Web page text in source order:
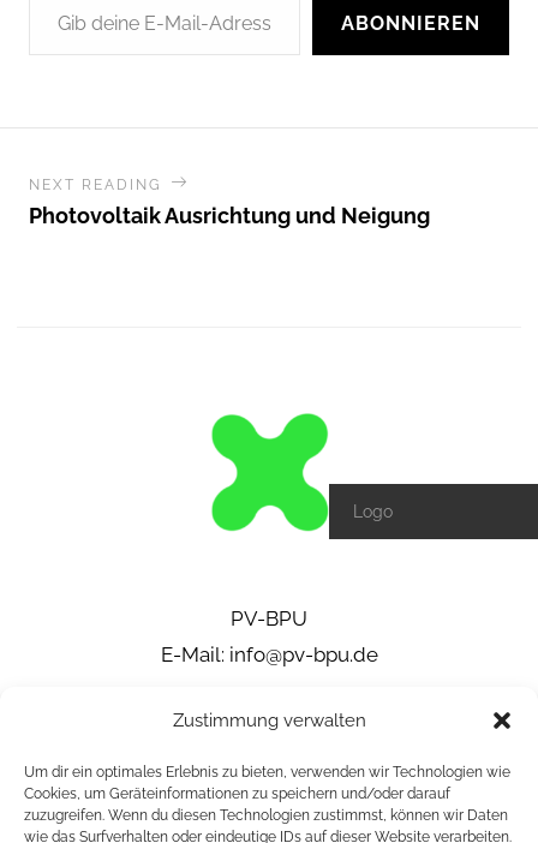
Zustimmung verwalten
Um dir ein optimales Erlebnis zu bieten, verwenden wir Technologien wie
Cookies, um Geräteinformationen zu speichern und/oder darauf
zuzugreifen. Wenn du diesen Technologien zustimmst, können wir Daten
wie das Surfverhalten oder eindeutige IDs auf dieser Website verarbeiten.
ABONNIEREN
NEXT READING
Photovoltaik Ausrichtung und Neigung
Logo
PV-BPU
E-Mail: info@pv-bpu.de